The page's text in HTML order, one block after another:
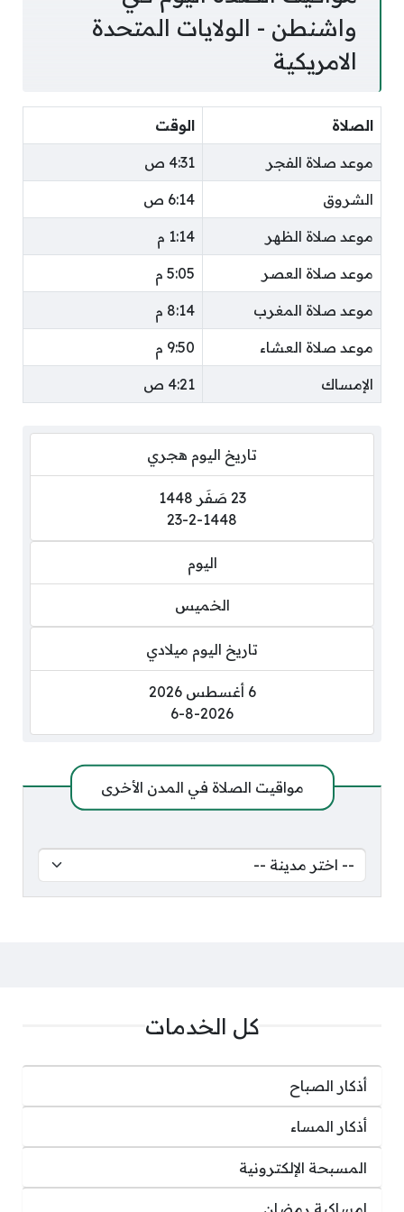
واشنطن - الولايات المتحدة
الامريكية
الصلاة الوقت
موعد صلاة الفجر 4:31 ص
الشروق 6:14 ص
موعد صلاة الظهر 1:14 م
موعد صلاة العصر 5:05 م
موعد صلاة المغرب 8:14 م
موعد صلاة العشاء 9:50 م
الإمساك 4:21 ص
تاريخ اليوم هجري
23 صَفَر 1448
23-2-1448
اليوم
الخميس
تاريخ اليوم ميلادي
6 أغسطس 2026
6-8-2026
مواقيت الصلاة في المدن الأخرى
كل الخدمات
أذكار الصباح
أذكار المساء
المسبحة الإلكترونية
إمساكية رمضان